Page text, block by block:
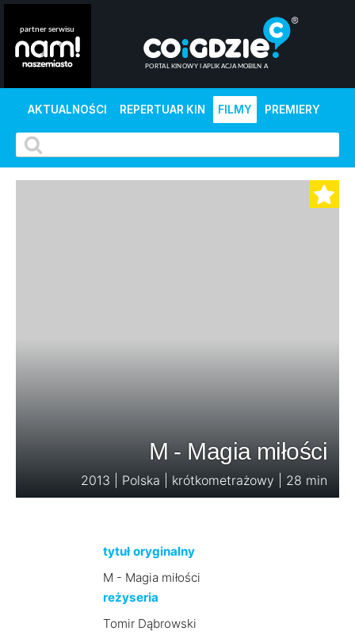
AKTUALNOŚCI REPERTUAR KIN FILMY PREMIERY
M - Magia miłości
2013 | Polska | krótkometrażowy | 28 min
tytuł oryginalny
M - Magia miłości
reżyseria
Tomir Dąbrowski